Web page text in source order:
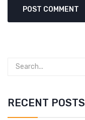
RECENT POSTS